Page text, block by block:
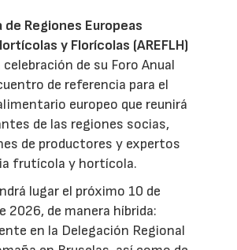
de Regiones Europeas
y Florícolas (AREFLH)
celebración de su Foro Anual
de referencia para el
europeo que reunirá
de las regiones socias,
de productores y expertos
frutícola y hortícola.
lugar el próximo 10 de
2026, de manera híbrida:
en la Delegación Regional